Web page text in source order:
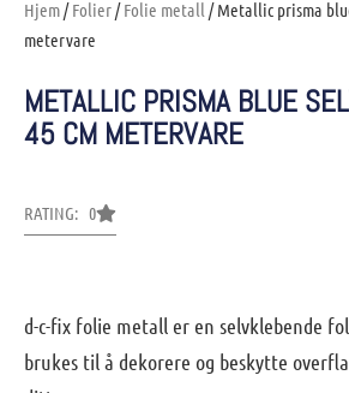
Hjem/Folier/Folie metall / Metallic prisma
metervare
METALLIC PRISMA BLUE
45 CM METERVARE
RATING: 0
d-c-fix folie metall er en selvklebende
brukes til å dekorere og beskytte